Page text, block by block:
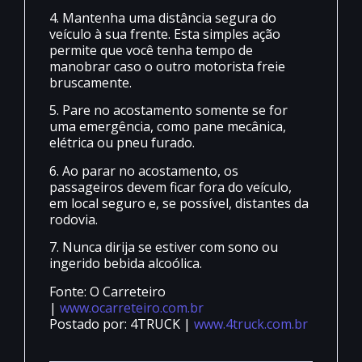
4. Mantenha uma distância segura do
veículo à sua frente. Esta simples ação
permite que você tenha tempo de
manobrar caso o outro motorista freie
bruscamente.
5. Pare no acostamento somente se for
uma emergência, como pane mecânica,
elétrica ou pneu furado.
6. Ao parar no acostamento, os
passageiros devem ficar fora do veículo,
em local seguro e, se possível, distantes da
rodovia.
7. Nunca dirija se estiver com sono ou
ingerido bebida alcoólica.
Fonte: O Carreteiro
| www.ocarreteiro.com.br
Postado por: 4TRUCK | www.4truck.com.br